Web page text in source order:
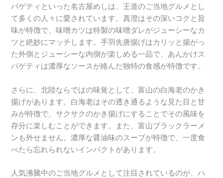
パゲティといった名古屋めしは、王道のご当地グルメとし
て多くの人々に愛されています。真澄はその深いコクと旨
味が特徴で、味噌カツは特製の味噌ダレがジューシーなカ
ツと絶妙にマッチします。手羽先唐揚げはカリッと揚がっ
た外側とジューシーな内側が楽しめる一品で、あんかけス
パゲティは濃厚なソースが絡んだ独特の食感が特徴です。
さらに、北陸ならではの味覚として、富山の白海老のかき
揚げがあります。白海老はその透き通るような見た目と甘
みが特徴で、サクサクのかき揚げにすることでその風味を
存分に楽しむことができます。また、富山ブラックラーメ
ンも外せません。濃厚な醤油味のスープが特徴で、一度食
べたら忘れられないインパクトがあります。
人気沸騰中のご当地グルメとして注目されているのが、ハ